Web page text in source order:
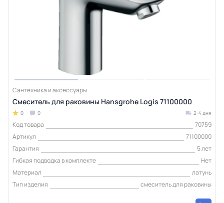
Сантехника и аксессуары
Смеситель для раковины Hansgrohe Logis 71100000
0 0 2-4 дня
Код товара
70759
Артикул
71100000
Гарантия
5 лет
Гибкая подводка в комплекте
Нет
Материал
латунь
Тип изделия
смеситель для раковины